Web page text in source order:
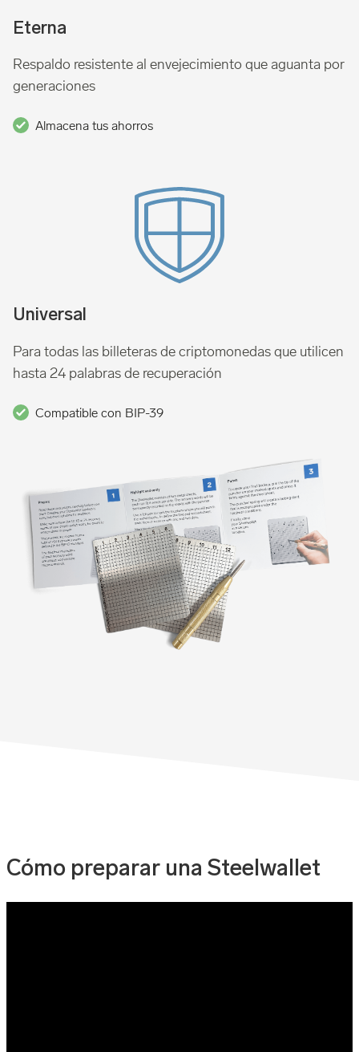
Eterna
Respaldo resistente al envejecimiento que aguanta por
generaciones
Almacena tus ahorros
Universal
Para todas las billeteras de criptomonedas que utilicen
hasta 24 palabras de recuperación
Compatible con BIP-39
Cómo preparar una Steelwallet